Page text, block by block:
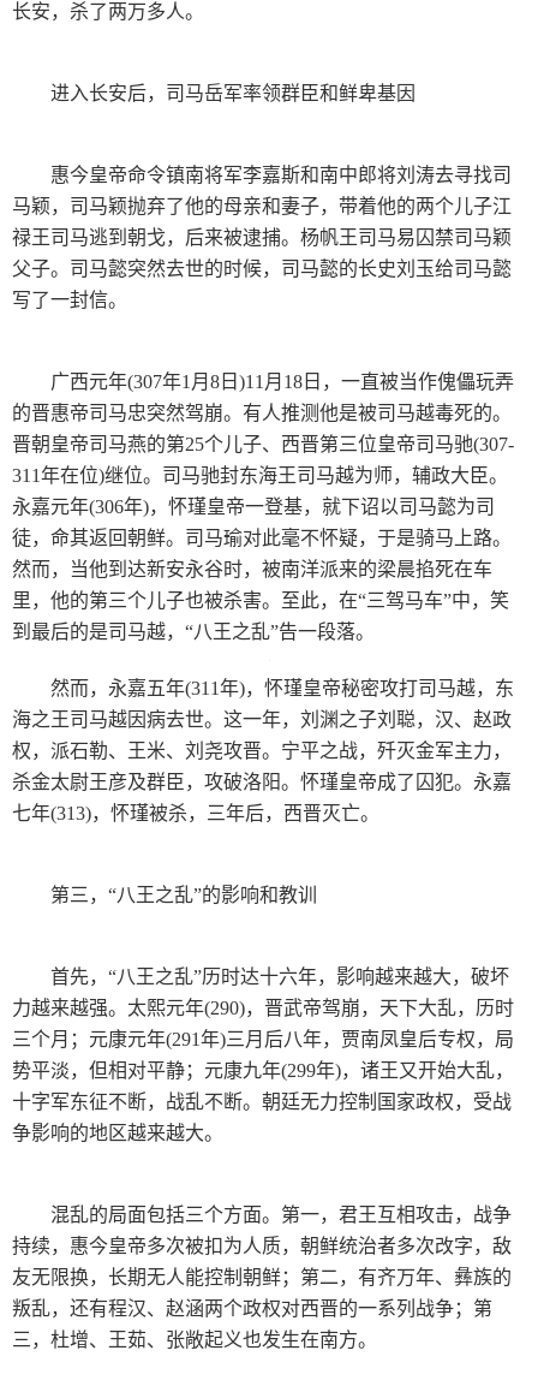
长安，杀了两万多人。
进入长安后，司马岳军率领群臣和鲜卑基因
惠今皇帝命令镇南将军李嘉斯和南中郎将刘涛去寻找司
马颖，司马颖抛弃了他的母亲和妻子，带着他的两个儿子江
禄王司马逃到朝戈，后来被逮捕。杨帆王司马易囚禁司马颖
父子。司马懿突然去世的时候，司马懿的长史刘玉给司马懿
写了一封信。
广西元年(307年1月8日)11月18日，一直被当作傀儡玩弄
的晋惠帝司马忠突然驾崩。有人推测他是被司马越毒死的。
晋朝皇帝司马燕的第25个儿子、西晋第三位皇帝司马驰(307-
311年在位)继位。司马驰封东海王司马越为师，辅政大臣。
永嘉元年(306年)，怀瑾皇帝一登基，就下诏以司马懿为司
徒，命其返回朝鲜。司马瑜对此毫不怀疑，于是骑马上路。
然而，当他到达新安永谷时，被南洋派来的梁晨掐死在车
里，他的第三个儿子也被杀害。至此，在“三驾马车”中，笑
到最后的是司马越，“八王之乱”告一段落。
然而，永嘉五年(311年)，怀瑾皇帝秘密攻打司马越，东
海之王司马越因病去世。这一年，刘渊之子刘聪，汉、赵政
权，派石勒、王米、刘尧攻晋。宁平之战，歼灭金军主力，
杀金太尉王彦及群臣，攻破洛阳。怀瑾皇帝成了囚犯。永嘉
七年(313)，怀瑾被杀，三年后，西晋灭亡。
第三，“八王之乱”的影响和教训
首先，“八王之乱”历时达十六年，影响越来越大，破坏
力越来越强。太熙元年(290)，晋武帝驾崩，天下大乱，历时
三个月；元康元年(291年)三月后八年，贾南凤皇后专权，局
势平淡，但相对平静；元康九年(299年)，诸王又开始大乱，
十字军东征不断，战乱不断。朝廷无力控制国家政权，受战
争影响的地区越来越大。
混乱的局面包括三个方面。第一，君王互相攻击，战争
持续，惠今皇帝多次被扣为人质，朝鲜统治者多次改字，敌
友无限换，长期无人能控制朝鲜；第二，有齐万年、彝族的
叛乱，还有程汉、赵涵两个政权对西晋的一系列战争；第
三，杜增、王茹、张敞起义也发生在南方。